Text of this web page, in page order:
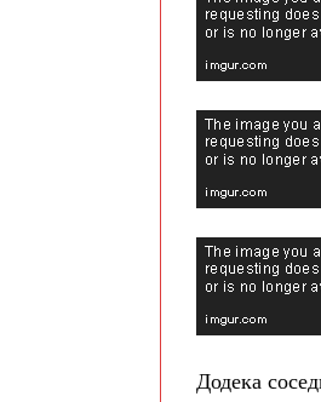
Додека